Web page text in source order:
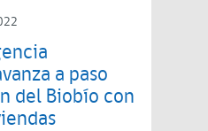
a paso
del Biobío con